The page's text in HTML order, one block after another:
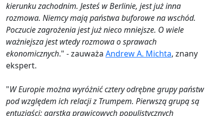
kierunku zachodnim. Jesteś w Berlinie, jest już inna
rozmowa. Niemcy mają państwa buforowe na wschód.
Poczucie zagrożenia jest już nieco mniejsze. O wiele
ważniejsza jest wtedy rozmowa o sprawach
ekonomicznych." - zauważa Andrew A. Michta, znany
ekspert.
"W Europie można wyróżnić cztery odrębne grupy państw
pod względem ich relacji z Trumpem. Pierwszą grupą są
entuzjaści: garstka prawicowych populistycznych